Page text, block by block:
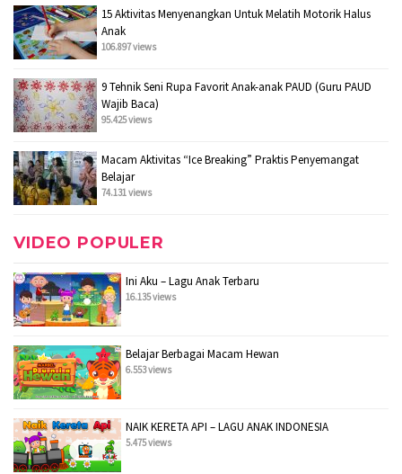
15 Aktivitas Menyenangkan Untuk Melatih Motorik Halus
Anak
106.897 views
9 Tehnik Seni Rupa Favorit Anak-anak PAUD (Guru PAUD
Wajib Baca)
95.425 views
Macam Aktivitas “Ice Breaking” Praktis Penyemangat
Belajar
74.131 views
VIDEO POPULER
Ini Aku – Lagu Anak Terbaru
16.135 views
Belajar Berbagai Macam Hewan
6.553 views
NAIK KERETA API – LAGU ANAK INDONESIA
5.475 views